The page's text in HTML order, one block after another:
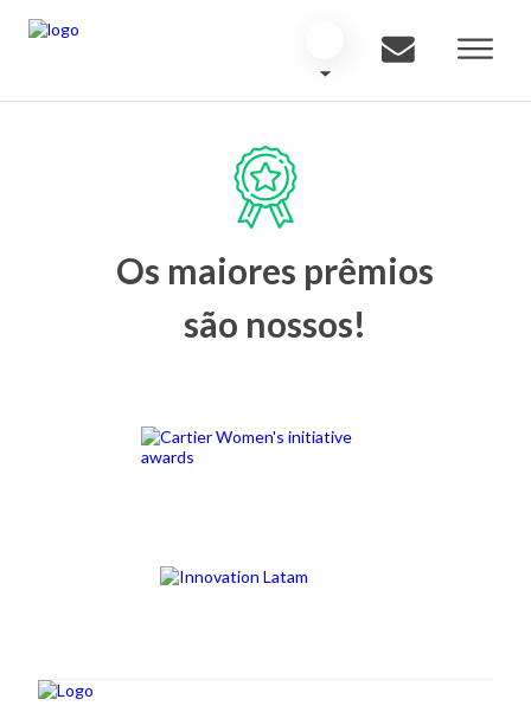
Os maiores prêmios
são nossos!